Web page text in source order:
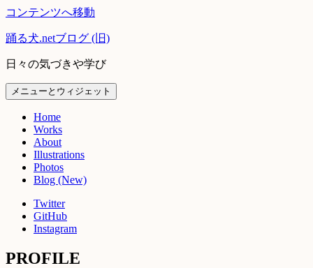
コンテンツへ移動
踊る犬.netブログ (旧)
日々の気づきや学び
メニューとウィジェット
Home
Works
About
Illustrations
Photos
Blog (New)
Twitter
GitHub
Instagram
PROFILE